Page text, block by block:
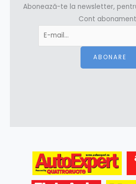
Abonează-te la newsletter,
Cont abonament
ABONARE